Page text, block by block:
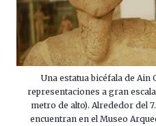
Una estatua bicéfala de Ain
representaciones a gran
metro de alto). Alrededor del
encuentran en el Museo